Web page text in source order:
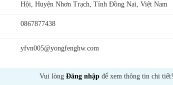
Hội, Huyện Nhơn Trạch, Tỉnh Đồng Nai, Việt Nam
0867877438
yfvn005@yongfenghw.com
Vui lòng Đăng nhập để xem thông tin chi tiết!